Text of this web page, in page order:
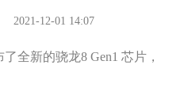
2021-12-01 14:07
全新的骁龙8 Gen1 芯片，